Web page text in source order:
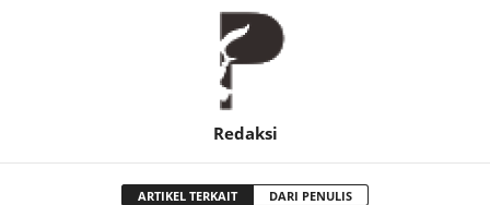
Redaksi
ARTIKEL TERKAIT DARI PENULIS